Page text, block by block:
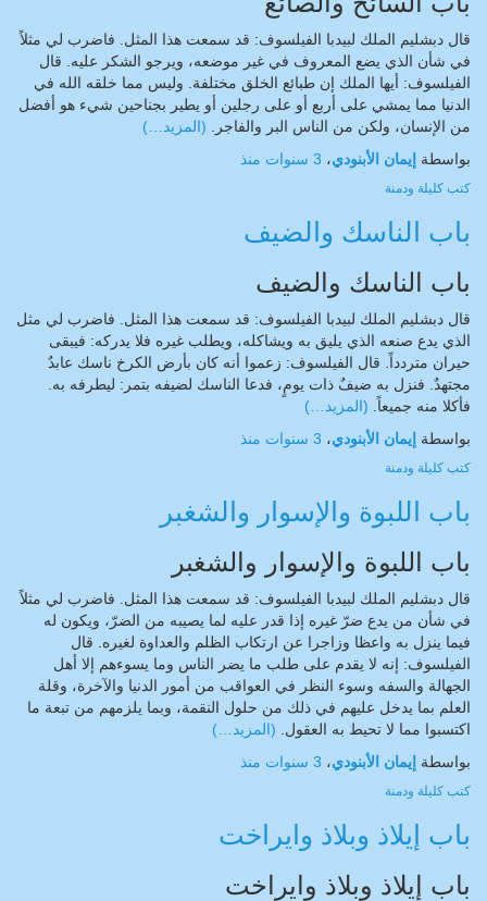
قال دبشليم الملك لبيدبا الفيلسوف: قد سمعت هذا المثل. فاضرب لي مثلاً
في شأن الذي يضع المعروف في غير موضعه، ويرجو الشكر عليه. قال
الفيلسوف: أيها الملك إن طبائع الخلق مختلفة. وليس مما خلقه الله في
الدنيا مما يمشي على أربع أو على رجلين أو يطير بجناحين شيء هو أفضل
من الإنسان، ولكن من الناس البر والفاجر. (المزيد…)
بواسطة إيمان الأبنودي، 3 سنوات منذ
كتب كليلة ودمنة
باب الناسك والضيف
باب الناسك والضيف
قال دبشليم الملك لبيدبا الفيلسوف: قد سمعت هذا المثل. فاضرب لي مثل
الذي يدع صنعه الذي يليق به ويشاكله، ويطلب غيره فلا يدركه: فيبقى
حيران متردداً. قال الفيلسوف: زعموا أنه كان بأرض الكرخ ناسك عابدٌ
مجتهدٌ. فنزل به ضيفٌ ذات يومٍ، فدعا الناسك لضيفه بتمر: ليطرفه به.
فأكلا منه جميعاً. (المزيد…)
بواسطة إيمان الأبنودي، 3 سنوات منذ
كتب كليلة ودمنة
باب اللبوة والإسوار والشغبر
باب اللبوة والإسوار والشغبر
قال دبشليم الملك لبيدبا الفيلسوف: قد سمعت هذا المثل. فاضرب لي مثلاً
في شأن من يدع ضرّ غيره إذا قدر عليه لما يصيبه من الضرّ، ويكون له
فيما ينزل به واعظا وزاجرا عن ارتكاب الظلم والعداوة لغيره. قال
الفيلسوف: إنه لا يقدم على طلب ما يضر الناس وما يسوءهم إلا أهل
الجهالة والسفه وسوء النظر في العواقب من أمور الدنيا والآخرة، وقلة
العلم بما يدخل عليهم في ذلك من حلول النقمة، وبما يلزمهم من تبعة ما
اكتسبوا مما لا تحيط به العقول. (المزيد…)
بواسطة إيمان الأبنودي، 3 سنوات منذ
كتب كليلة ودمنة
باب إيلاذ وبلاذ وايراخت
باب إيلاذ وبلاذ وايراخت